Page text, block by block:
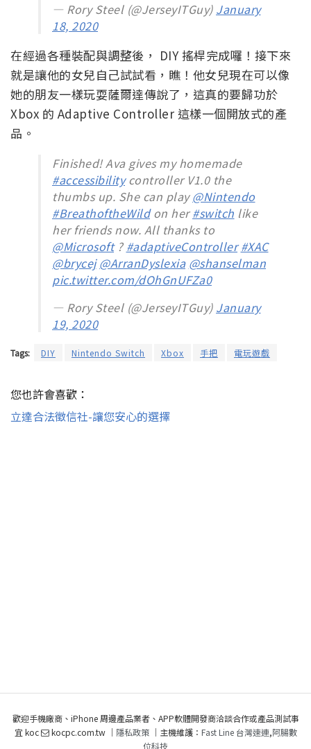
— Rory Steel (@JerseyITGuy) January
18, 2020
在經過各種裝配與調整後， DIY 搖桿完成囉！接下來
就是讓他的女兒自己試試看，瞧！他女兒現在可以像
她的朋友一樣玩耍薩爾達傳說了，這真的要歸功於
Xbox 的 Adaptive Controller 這樣一個開放式的產
品。
Finished! Ava gives my homemade
#accessibilitycontroller V1.0 the
thumbs up. She can play@Nintendo
#BreathoftheWildon her#switch like
her friends now. All thanks to
@Microsoft? #adaptiveController #XAC
@brycej @ArranDyslexia @shanselman
pic.twitter.com/dOhGnUFZa0
— Rory Steel (@JerseyITGuy) January
19, 2020
Tags: DIY Nintendo Switch Xbox 手把 電玩遊戲
您也許會喜歡：
立達合法徵信社-讓您安心的選擇
歡迎手機廠商、iPhone 周邊產品業者、APP軟體開發商洽談合作或產品測試事
宜 koc
kocpc.com.tw ｜ 隱私政策｜主機維護： Fast Line 台灣速連,阿腸數
位科技